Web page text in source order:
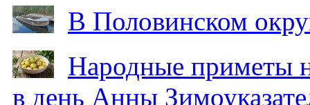
В Половинском
Народные приметы
в день Анны